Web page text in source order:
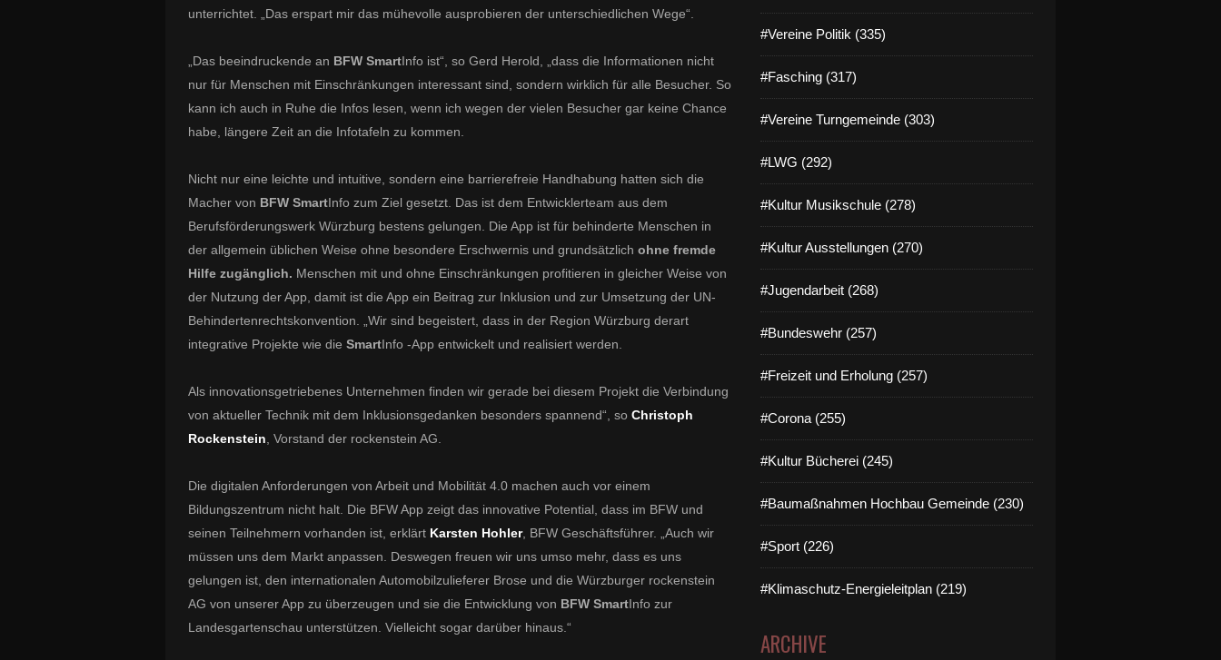
unterrichtet. „Das erspart mir das mühevolle ausprobieren der unterschiedlichen Wege“.
„Das beeindruckende an BFW SmartInfo ist“, so Gerd Herold, „dass die Informationen nicht
nur für Menschen mit Einschränkungen interessant sind, sondern wirklich für alle Besucher. So
kann ich auch in Ruhe die Infos lesen, wenn ich wegen der vielen Besucher gar keine Chance
habe, längere Zeit an die Infotafeln zu kommen.
Nicht nur eine leichte und intuitive, sondern eine barrierefreie Handhabung hatten sich die
Macher von BFW SmartInfo zum Ziel gesetzt. Das ist dem Entwicklerteam aus dem
Berufsförderungswerk Würzburg bestens gelungen. Die App ist für behinderte Menschen in
der allgemein üblichen Weise ohne besondere Erschwernis und grundsätzlich ohne fremde
Hilfe zugänglich. Menschen mit und ohne Einschränkungen profitieren in gleicher Weise von
der Nutzung der App, damit ist die App ein Beitrag zur Inklusion und zur Umsetzung der UN-
Behindertenrechtskonvention. „Wir sind begeistert, dass in der Region Würzburg derart
integrative Projekte wie die SmartInfo -App entwickelt und realisiert werden.
Als innovationsgetriebenes Unternehmen finden wir gerade bei diesem Projekt die Verbindung
von aktueller Technik mit dem Inklusionsgedanken besonders spannend“, so Christoph
Rockenstein , Vorstand der rockenstein AG.
Die digitalen Anforderungen von Arbeit und Mobilität 4.0 machen auch vor einem
Bildungszentrum nicht halt. Die BFW App zeigt das innovative Potential, dass im BFW und
seinen Teilnehmern vorhanden ist, erklärt Karsten Hohler, BFW Geschäftsführer. „Auch wir
müssen uns dem Markt anpassen. Deswegen freuen wir uns umso mehr, dass es uns
gelungen ist, den internationalen Automobilzulieferer Brose und die Würzburger rockenstein
AG von unserer App zu überzeugen und sie die Entwicklung von BFW SmartInfo zur
Landesgartenschau unterstützen. Vielleicht sogar darüber hinaus.“
#Vereine Politik (335)
#Fasching (317)
#Vereine Turngemeinde (303)
#LWG (292)
#Kultur Musikschule (278)
#Kultur Ausstellungen (270)
#Jugendarbeit (268)
#Bundeswehr (257)
#Freizeit und Erholung (257)
#Corona (255)
#Kultur Bücherei (245)
#Baumaßnahmen Hochbau Gemeinde (230)
#Sport (226)
#Klimaschutz-Energieleitplan (219)
ARCHIVE